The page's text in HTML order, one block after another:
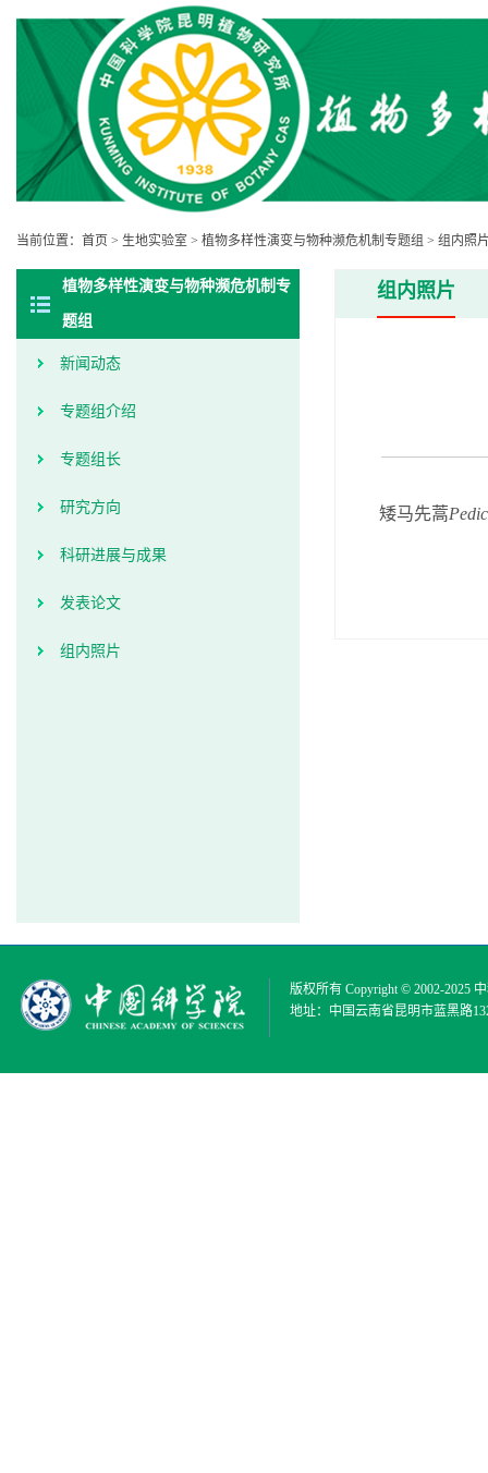
当前位置： 首页 > 生地实验室 > 植物多样性演变与物种濒危机制专题组 > 组内照
植物多样性演变与物种濒危机制专
题组
新闻动态
专题组介绍
专题组长
研究方向
科研进展与成果
发表论文
组内照片
组内照片
矮马先蒿
版权所有 Copyright © 2002-2025
地址：中国云南省昆明市蓝黑路